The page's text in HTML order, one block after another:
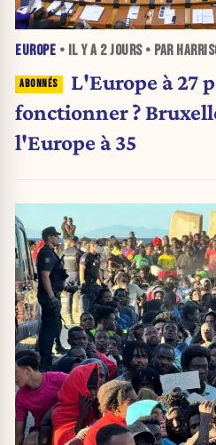
EUROPE • IL Y A 2 JOURS• PAR
L'Europe à 27
fonctionner ?
l'Europe à 35